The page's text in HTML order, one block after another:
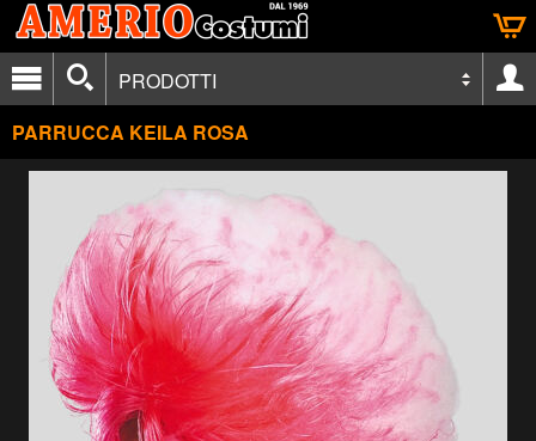
PRODOTTI
PARRUCCA KEILA ROSA